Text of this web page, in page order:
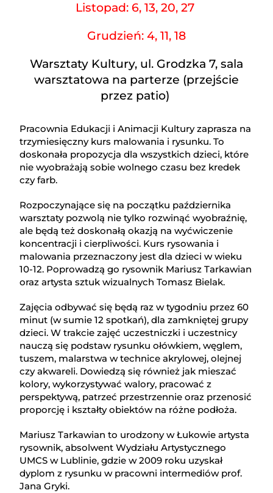
Listopad: 6, 13, 20, 27
Grudzień: 4, 11, 18
Warsztaty Kultury, ul. Grodzka 7, sala
warsztatowa na parterze (przejście
przez patio)
Pracownia Edukacji i Animacji Kultury zaprasza na
trzymiesięczny kurs malowania i rysunku. To
doskonała propozycja dla wszystkich dzieci, które
nie wyobrażają sobie wolnego czasu bez kredek
czy farb.
Rozpoczynające się na początku października
warsztaty pozwolą nie tylko rozwinąć wyobraźnię,
ale będą też doskonałą okazją na wyćwiczenie
koncentracji i cierpliwości. Kurs rysowania i
malowania przeznaczony jest dla dzieci w wieku
10-12. Poprowadzą go rysownik Mariusz Tarkawian
oraz artysta sztuk wizualnych Tomasz Bielak.
Zajęcia odbywać się będą raz w tygodniu przez 60
minut (w sumie 12 spotkań), dla zamkniętej grupy
dzieci. W trakcie zajęć uczestniczki i uczestnicy
nauczą się podstaw rysunku ołówkiem, węglem,
tuszem, malarstwa w technice akrylowej, olejnej
czy akwareli. Dowiedzą się również jak mieszać
kolory, wykorzystywać walory, pracować z
perspektywą, patrzeć przestrzennie oraz przenosić
proporcję i kształty obiektów na różne podłoża.
Mariusz Tarkawian to urodzony w Łukowie artysta
rysownik, absolwent Wydziału Artystycznego
UMCS w Lublinie, gdzie w 2009 roku uzyskał
dyplom z rysunku w pracowni intermediów prof.
Jana Gryki.